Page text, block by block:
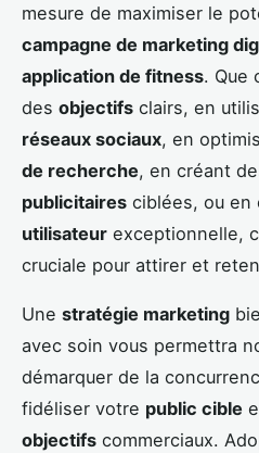
mesure de maximiser le
campagne de marketing
application de fitness. Que
des objectifs clairs, en
réseaux sociaux, en
de recherche, en créant
publicitaires ciblées, ou en
utilisateur exceptionnelle,
cruciale pour attirer et
Une stratégie marketing
avec soin vous permettra
démarquer de la
fidéliser votre public cible
objectifs commerciaux.